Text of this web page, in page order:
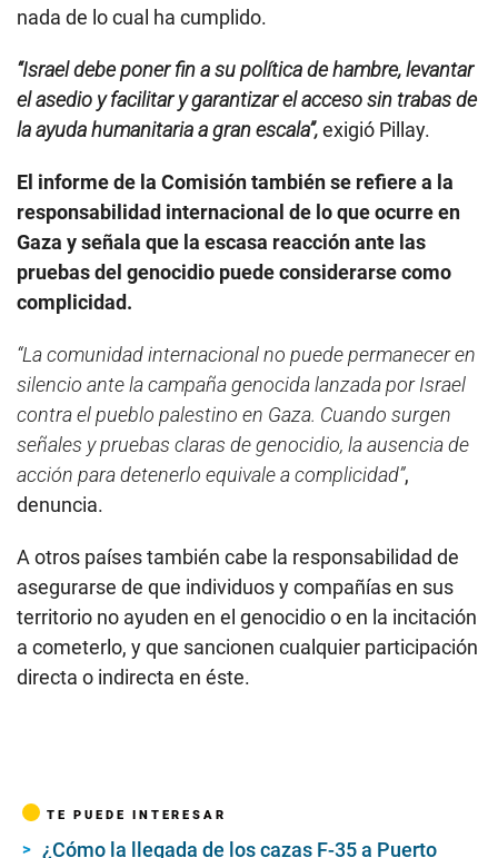
nada de lo cual ha cumplido.
“Israel debe poner fin a su política de hambre, levantar
el asedio y facilitar y garantizar el acceso sin trabas de
la ayuda humanitaria a gran escala”,exigió Pillay.
El informe de la Comisión también se refiere a la
responsabilidad internacional de lo que ocurre en
Gaza y señala que la escasa reacción ante las
pruebas del genocidio puede considerarse como
complicidad.
“La comunidad internacional no puede permanecer en
silencio ante la campaña genocida lanzada por Israel
contra el pueblo palestino en Gaza. Cuando surgen
señales y pruebas claras de genocidio, la ausencia de
acción para detenerlo equivale a complicidad”,
denuncia.
A otros países también cabe la responsabilidad de
asegurarse de que individuos y compañías en sus
territorio no ayuden en el genocidio o en la incitación
a cometerlo, y que sancionen cualquier participación
directa o indirecta en éste.
TE PUEDE INTERESAR
¿Cómo la llegada de los cazas F-35 a Puerto